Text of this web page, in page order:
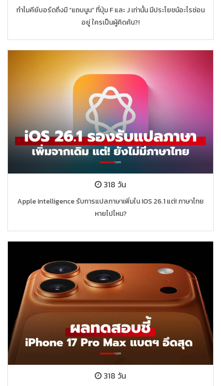
ทำไมคีย์บอร์ดถึงมี “แถบนูน” ที่ปุ่ม F และ J เท่านั้น มีประโยชน์อะไรซ่อน
อยู่ ใครเป็นผู้คิดค้น?!
318 วัน
Apple Intelligence รับการแปลภาษาเพิ่มใน IOS 26.1 แต่! ภาษาไทย
หายไปไหน?
318 วัน